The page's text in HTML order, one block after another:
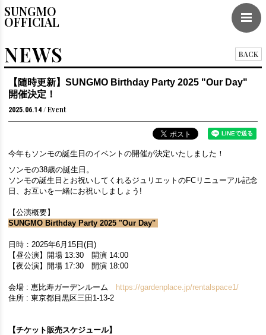
SUNGMO
OFFICIAL
NEWS BACK
【随時更新】SUNGMO Birthday Party 2025 "Our Day"
開催決定！
2025.06.14 Event
今年もソンモの誕生日のイベントの開催が決定いたしました！
ソンモの38歳の誕生日。
ソンモの誕生日とお祝いしてくれるジュリエットのFCリニューアル記念
日、お互いを一緒にお祝いしましょう!
【公演概要】
SUNGMO Birthday Party 2025 "Our Day"
日時：2025年6月15日(日)
【昼公演】開場 13:30 開演 14:00
【夜公演】開場 17:30 開演 18:00
会場 : 恵比寿ガーデンルーム
https://gardenplace.jp/rentalspace1/
住所 : 東京都目黒区三田1-13-2
【チケット販売スケジュール】